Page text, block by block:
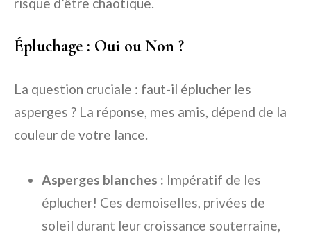
risque d’être chaotique.
Épluchage : Oui ou Non ?
La question cruciale : faut-il éplucher les
asperges ? La réponse, mes amis, dépend de la
couleur de votre lance.
Asperges blanches : Impératif de les
éplucher! Ces demoiselles, privées de
soleil durant leur croissance souterraine,